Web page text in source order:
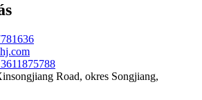
Road, okres Songjiang,